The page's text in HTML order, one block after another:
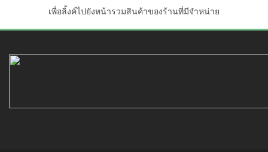
เพื่อลิ้งค์ไปยังหน้ารวมสินค้าของร้านที่มีจำหน่าย